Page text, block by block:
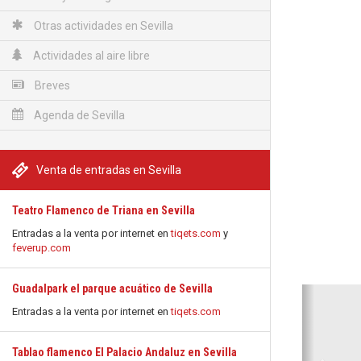
Otras actividades en Sevilla
Actividades al aire libre
Breves
Agenda de Sevilla
Venta de entradas en Sevilla
Teatro Flamenco de Triana en Sevilla
Entradas a la venta por internet entiqets.com y
feverup.com
Guadalpark el parque acuático de Sevilla
Entradas a la venta por internet entiqets.com
Tablao flamenco El Palacio Andaluz en Sevilla